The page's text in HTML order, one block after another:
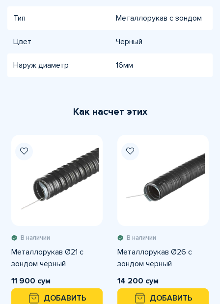
Тип Металлорукав с зондом
Цвет Черный
Наруж диаметр 16мм
Как насчет этих
В наличии
Металлорукав Ø21 с
зондом черный
11 900 сум
ДОБАВИТЬ
В наличии
Металлорукав Ø26 с
зондом черный
14 200 сум
ДОБАВИТЬ